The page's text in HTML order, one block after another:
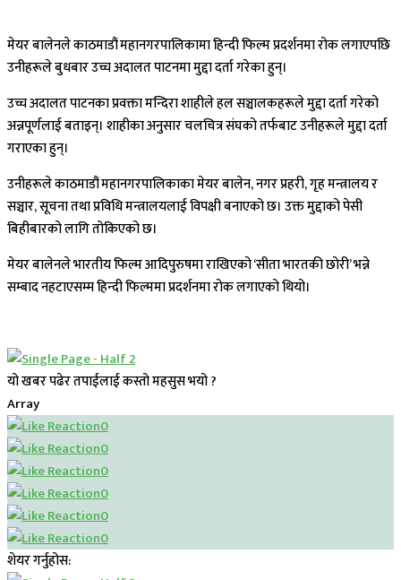
मेयर बालेनले काठमाडौं महानगरपालिकामा हिन्दी फिल्म प्रदर्शनमा रोक लगाएपछि
उनीहरूले बुधबार उच्च अदालत पाटनमा मुद्दा दर्ता गरेका हुन्।
उच्च अदालत पाटनका प्रवक्ता मन्दिरा शाहीले हल सञ्चालकहरूले मुद्दा दर्ता गरेको
अन्नपूर्णलाई बताइन्। शाहीका अनुसार चलचित्र संघको तर्फबाट उनीहरूले मुद्दा दर्ता
गराएका हुन्।
उनीहरूले काठमाडौं महानगरपालिकाका मेयर बालेन, नगर प्रहरी, गृह मन्त्रालय र
सञ्चार, सूचना तथा प्रविधि मन्त्रालयलाई विपक्षी बनाएको छ। उक्त मुद्दाको पेसी
बिहीबारको लागि तोकिएको छ।
मेयर बालेनले भारतीय फिल्म आदिपुरुषमा राखिएको ‘सीता भारतकी छोरी’ भन्ने
सम्बाद नहटाएसम्म हिन्दी फिल्ममा प्रदर्शनमा रोक लगाएको थियो।
यो खबर पढेर तपाईलाई कस्तो महसुस भयो ?
Array
0
0
0
0
0
0
शेयर गर्नुहोस: